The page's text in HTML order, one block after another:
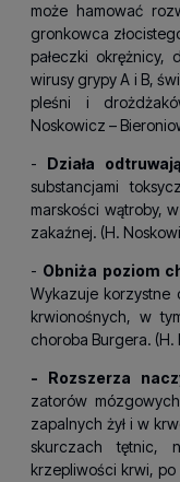
może hamować
gronkowca
pałeczki
wirusy grypy A i B,
pleśni i
Noskowicz –
- Działa
substancjami
marskości wątroby,
zakaźnej. (H.
- Obniża poziom
Wykazuje korzystne
krwionośnych, w
choroba Burgera. (H.
- Rozszerza
zatorów
zapalnych żył i w
skurczach tętnic,
krzepliwości krwi,